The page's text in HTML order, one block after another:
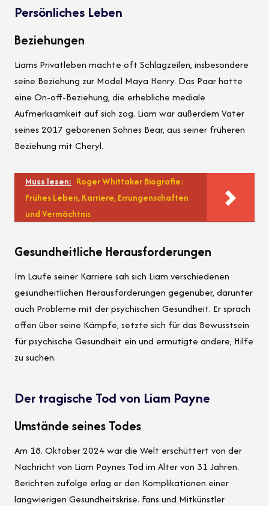
Persönliches Leben
Beziehungen
Liams Privatleben machte oft Schlagzeilen, insbesondere
seine Beziehung zur Model Maya Henry. Das Paar hatte
eine On-off-Beziehung, die erhebliche mediale
Aufmerksamkeit auf sich zog. Liam war außerdem Vater
seines 2017 geborenen Sohnes Bear, aus seiner früheren
Beziehung mit Cheryl.
Muss lesen: Roger Whittaker Biografie:
Frühes Leben, Karriere, Errungenschaften
und Vermächtnis
Gesundheitliche Herausforderungen
Im Laufe seiner Karriere sah sich Liam verschiedenen
gesundheitlichen Herausforderungen gegenüber, darunter
auch Probleme mit der psychischen Gesundheit. Er sprach
offen über seine Kämpfe, setzte sich für das Bewusstsein
für psychische Gesundheit ein und ermutigte andere, Hilfe
zu suchen.
Der tragische Tod von Liam Payne
Umstände seines Todes
Am 18. Oktober 2024 war die Welt erschüttert von der
Nachricht von Liam Paynes Tod im Alter von 31 Jahren.
Berichten zufolge erlag er den Komplikationen einer
langwierigen Gesundheitskrise. Fans und Mitkünstler